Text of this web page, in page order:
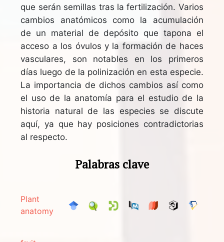
que serán semillas tras la fertilización. Varios
cambios anatómicos como la acumulación
de un material de depósito que tapona el
acceso a los óvulos y la formación de haces
vasculares, son notables en los primeros
días luego de la polinización en esta especie.
La importancia de dichos cambios así como
el uso de la anatomía para el estudio de la
historia natural de las especies se discute
aquí, ya que hay posiciones contradictorias
al respecto.
Palabras clave
Plant
anatomy